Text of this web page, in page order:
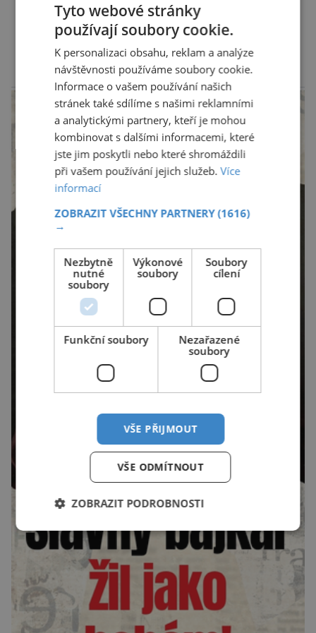
obtíže byly dlouhou dobu připisovány
nedostatku spánku a stresu při péči o
novorozence. Nyní se však ukazuje, že za tím
stojí změny v mozku vyvolané těhotenstvím!
Poporodní mozková mlha, v angličtině […]
DALŠÍ ČLÁNKY ›
reklama
Tyto webové stránky
používají soubory cookie.
K personalizaci obsahu, reklam a analýze
návštěvnosti používáme soubory cookie.
Informace o vašem používání našich
stránek také sdílíme s našimi reklamními
a analytickými partnery, kteří je mohou
kombinovat s dalšími informacemi, které
jste jim poskytli nebo které shromáždili
při vašem používání jejich služeb.Více
informací
ZOBRAZIT VŠECHNY PARTNERY(1616)
→
Nezbytně
nutné
soubory
Výkonové
soubory
Soubory
cílení
Funkční soubory
Nezařazené
soubory
VŠE PŘIJMOUT
VŠE ODMÍTNOUT
ZOBRAZIT PODROBNOSTI